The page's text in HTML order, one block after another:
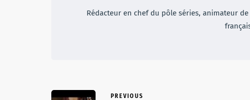
Rédacteur en chef du pôle séries, animateur
PREVIOUS